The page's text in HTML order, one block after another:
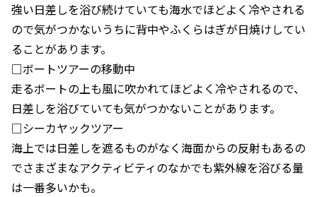
強い日差しを浴び続けていても海水でほどよく冷やされる
ので気がつかないうちに背中やふくらはぎが日焼けしてい
ることがあります。
□ボートツアーの移動中
走るボートの上も風に吹かれてほどよく冷やされるので、
日差しを浴びていても気がつかないことがあります。
□シーカヤックツアー
海上では日差しを遮るものがなく海面からの反射もあるの
でさまざまなアクティビティのなかでも紫外線を浴びる量
は一番多いかも。